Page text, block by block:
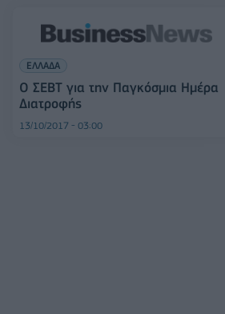
ΕΛΛΑΔΑ
Ο ΣΕΒΤ για την Παγκόσμια Ημέρα
Διατροφής
13/10/2017 - 03:00